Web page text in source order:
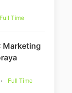
Full Time
Marketing
Full Time